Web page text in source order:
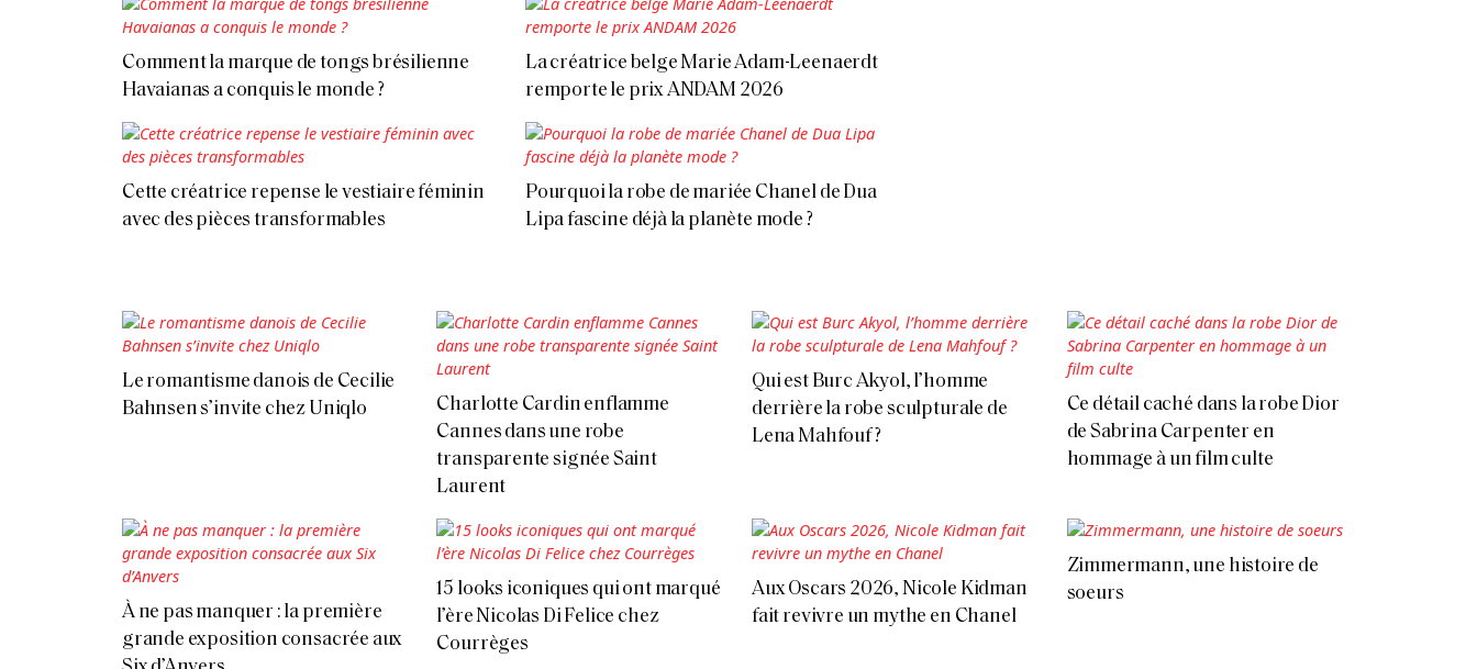
Comment la marque de tongs brésilienne
Havaianas a conquis le monde ?
La créatrice belge Marie Adam-Leenaerdt
remporte le prix ANDAM 2026
Cette créatrice repense le vestiaire féminin
avec des pièces transformables
Pourquoi la robe de mariée Chanel de Dua
Lipa fascine déjà la planète mode ?
Le romantisme danois de Cecilie
Bahnsen s’invite chez Uniqlo
Charlotte Cardin enflamme
Cannes dans une robe
transparente signée Saint
Laurent
Qui est Burc Akyol, l’homme
derrière la robe sculpturale de
Lena Mahfouf ?
Ce détail caché dans la robe Dior
de Sabrina Carpenter en
hommage à un film culte
À ne pas manquer : la première
grande exposition consacrée aux
15 looks iconiques qui ont marqué
l’ère Nicolas Di Felice chez
Courrèges
Aux Oscars 2026, Nicole Kidman
fait revivre un mythe en Chanel
Zimmermann, une histoire de
soeurs